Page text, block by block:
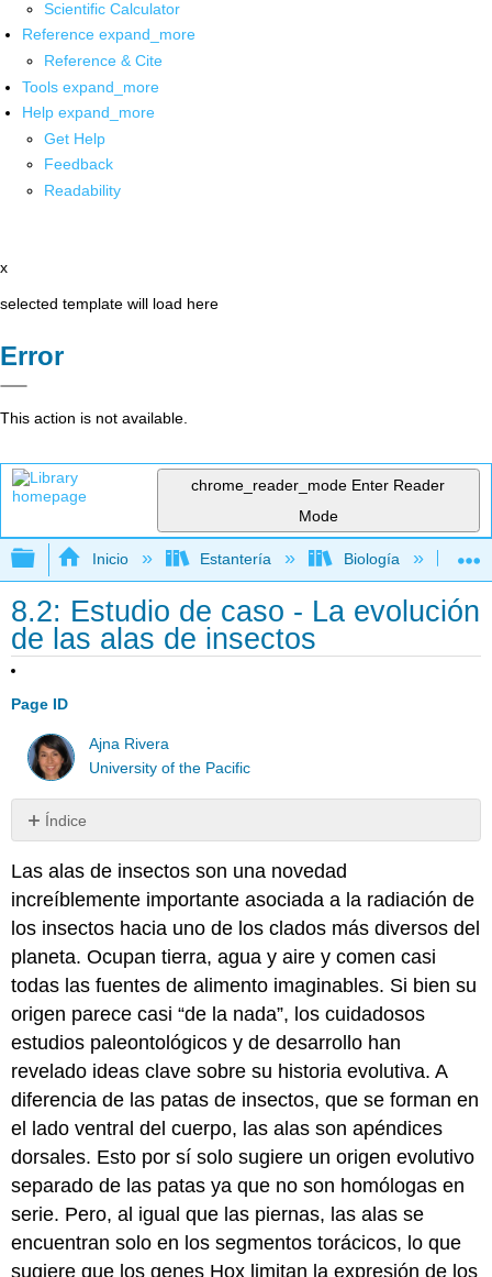
Scientific Calculator
Reference expand_more
Reference & Cite
Tools expand_more
Help expand_more
Get Help
Feedback
Readability
x
selected template will load here
Error
This action is not available.
chrome_reader_mode Enter Reader
Mode
Expandir/contraer jerarquía global
Inicio Estantería Biología
8.2: Estudio de caso - La evolución
de las alas de insectos
Page ID
Ajna Rivera
University of the Pacific
Índice
sobre
un
tema
Las alas de insectos son una novedad
increíblemente importante asociada a la radiación de
los insectos hacia uno de los clados más diversos del
planeta. Ocupan tierra, agua y aire y comen casi
todas las fuentes de alimento imaginables. Si bien su
origen parece casi “de la nada”, los cuidadosos
estudios paleontológicos y de desarrollo han
revelado ideas clave sobre su historia evolutiva. A
diferencia de las patas de insectos, que se forman en
el lado ventral del cuerpo, las alas son apéndices
dorsales. Esto por sí solo sugiere un origen evolutivo
separado de las patas ya que no son homólogas en
serie. Pero, al igual que las piernas, las alas se
encuentran solo en los segmentos torácicos, lo que
sugiere que los genes Hox limitan la expresión de los